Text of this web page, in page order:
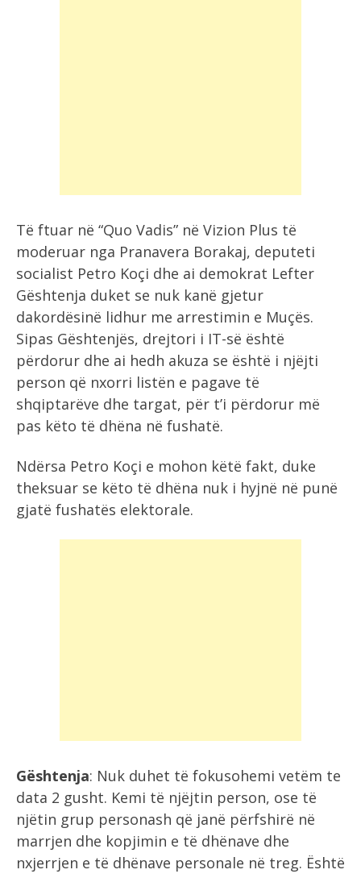
Të ftuar në “Quo Vadis” në Vizion Plus të
moderuar nga Pranavera Borakaj, deputeti
socialist Petro Koçi dhe ai demokrat Lefter
Gështenja duket se nuk kanë gjetur
dakordësinë lidhur me arrestimin e Muçës.
Sipas Gështenjës, drejtori i IT-së është
përdorur dhe ai hedh akuza se është i njëjti
person që nxorri listën e pagave të
shqiptarëve dhe targat, për t’i përdorur më
pas këto të dhëna në fushatë.
Ndërsa Petro Koçi e mohon këtë fakt, duke
theksuar se këto të dhëna nuk i hyjnë në punë
gjatë fushatës elektorale.
Gështenja: Nuk duhet të fokusohemi vetëm te
data 2 gusht. Kemi të njëjtin person, ose të
njëtin grup personash që janë përfshirë në
marrjen dhe kopjimin e të dhënave dhe
nxjerrjen e të dhënave personale në treg. Është